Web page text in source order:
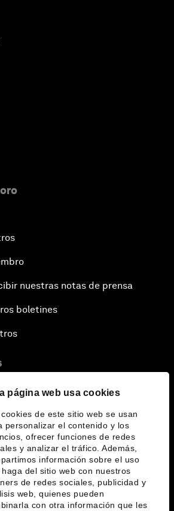
página web usa cookies
de este sitio web se usan
personalizar el contenido y los
ofrecer funciones de redes
y analizar el tráfico. Además,
información sobre el uso
del sitio web con nuestros
de redes sociales, publicidad y
web, quienes pueden
con otra información que les
nuestras notas de prensa
boletines
el Foro
idiomas